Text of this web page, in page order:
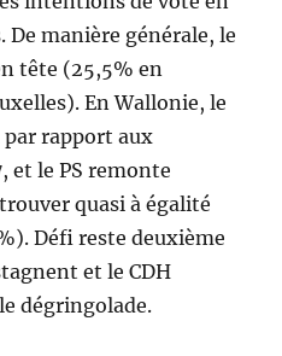
De manière générale, le
tête (25,5% en
En Wallonie, le
par rapport aux
et le PS remonte
quasi à égalité
Défi reste deuxième
et le CDH
dégringolade.